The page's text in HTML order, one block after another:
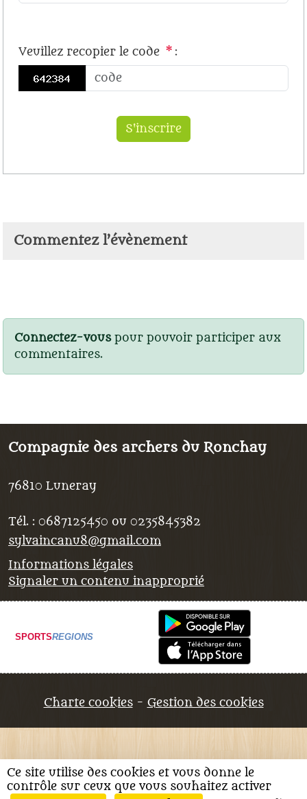
Veuillez recopier le code * :
Commentez l’évènement
Connectez-vouspour pouvoir participer aux
commentaires.
Compagnie des archers du Ronchay
76810 Luneray
Tél. : 0687125450 ou 0235845382
sylvaincanu8@gmail.com
Informations légales
Signaler un contenu inapproprié
SPORTSREGIONS
Charte cookies Gestion des cookies
Ce site utilise des cookies et vous donne le
contrôle sur ceux que vous souhaitez activer